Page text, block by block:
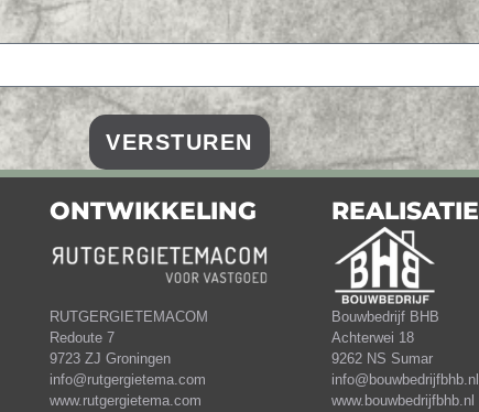
VERSTUREN
ONTWIKKELING
RUTGERGIETEMACOM
Redoute 7
9723 ZJ Groningen
info@rutgergietema.com
www.rutgergietema.com
REALISATIE
Bouwbedrijf BHB
Achterwei 18
9262 NS Sumar
info@bouwbedrijfbhb.nl
www.bouwbedrijfbhb.nl